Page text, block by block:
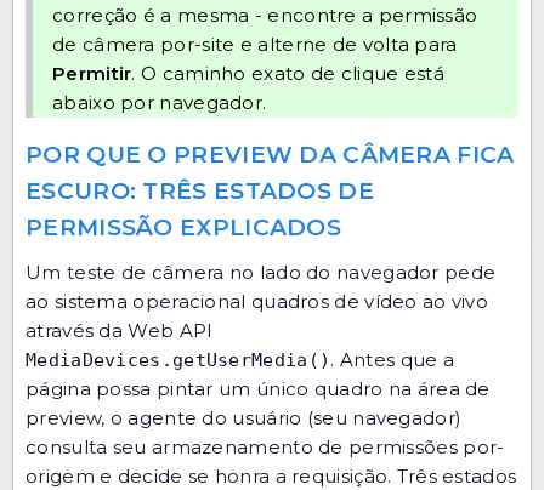
correção é a mesma - encontre a permissão
de câmera por-site e alterne de volta para
Permitir. O caminho exato de clique está
abaixo por navegador.
POR QUE O PREVIEW DA CÂMERA FICA
ESCURO: TRÊS ESTADOS DE
PERMISSÃO EXPLICADOS
Um teste de câmera no lado do navegador pede
ao sistema operacional quadros de vídeo ao vivo
através da Web API
MediaDevices.getUserMedia() . Antes que a
página possa pintar um único quadro na área de
preview, o agente do usuário (seu navegador)
consulta seu armazenamento de permissões por-
origem e decide se honra a requisição. Três estados